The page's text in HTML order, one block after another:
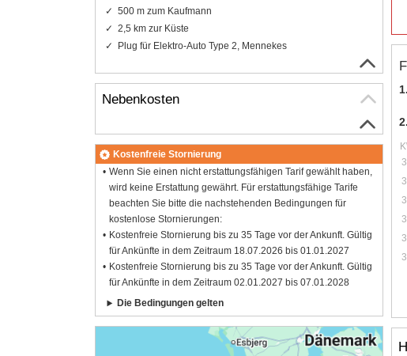
500 m zum Kaufmann
2,5 km zur Küste
Plug für Elektro-Auto Type 2, Mennekes
Nebenkosten
Kostenfreie Stornierung
Wenn Sie einen nicht erstattungsfähigen Tarif gewählt haben,
wird keine Erstattung gewährt. Für erstattungsfähige Tarife
beachten Sie bitte die nachstehenden Bedingungen für
kostenlose Stornierungen:
Kostenfreie Stornierung bis zu 35 Tage vor der Ankunft. Gültig
für Ankünfte in dem Zeitraum 18.07.2026 bis 01.01.2027
Kostenfreie Stornierung bis zu 35 Tage vor der Ankunft. Gültig
für Ankünfte in dem Zeitraum 02.01.2027 bis 07.01.2028
Die Bedingungen gelten